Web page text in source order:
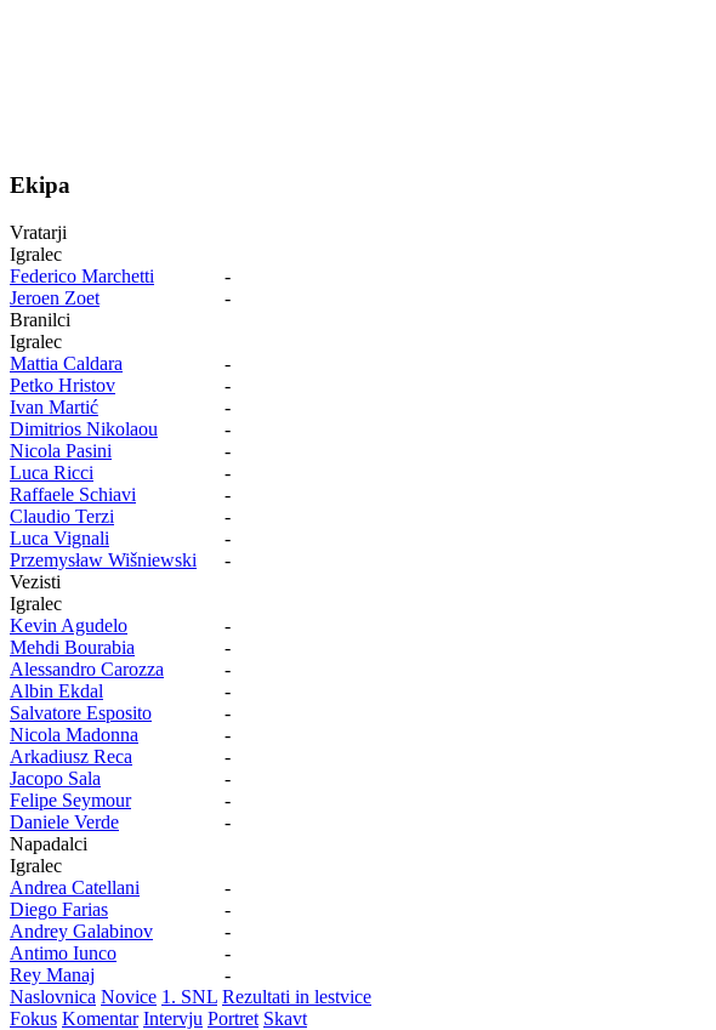
Ekipa
Vratarji
Igralec
Federico Marchetti
-
Jeroen Zoet
-
Branilci
Igralec
Mattia Caldara
-
Petko Hristov
-
Ivan Martić
-
Dimitrios Nikolaou
-
Nicola Pasini
-
Luca Ricci
-
Raffaele Schiavi
-
Claudio Terzi
-
Luca Vignali
-
Przemysław Wišniewski
-
Vezisti
Igralec
Kevin Agudelo
-
Mehdi Bourabia
-
Alessandro Carozza
-
Albin Ekdal
-
Salvatore Esposito
-
Nicola Madonna
-
Arkadiusz Reca
-
Jacopo Sala
-
Felipe Seymour
-
Daniele Verde
-
Napadalci
Igralec
Andrea Catellani
-
Diego Farias
-
Andrey Galabinov
-
Antimo Iunco
-
Rey Manaj
-
Naslovnica Novice 1. SNL Rezultati in lestvice
Fokus Komentar Intervju Portret Skavt